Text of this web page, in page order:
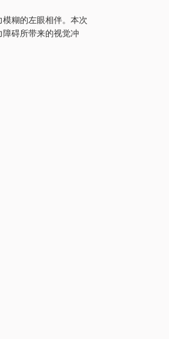
糊的左眼相伴。本次
碍所带来的视觉冲